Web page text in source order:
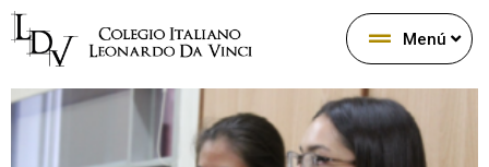
Menú